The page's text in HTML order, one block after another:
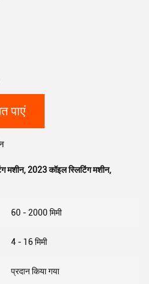
पाएं
मशीन, 2023 कॉइल स्लिटिंग मशीन,
60 - 2000 मिमी
4 - 16 मिमी
प्रदान किया गया